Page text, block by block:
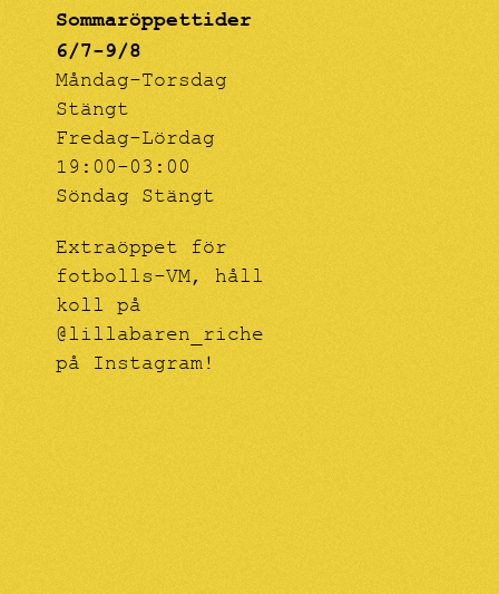
Sommaröppettider
6/7-9/8
Måndag-Torsdag
Stängt
Fredag-Lördag
19:00-03:00
Söndag Stängt
Extraöppet för
fotbolls-VM, håll
koll på
@lillabaren_riche
på Instagram!